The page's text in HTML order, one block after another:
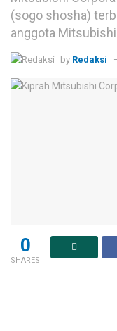
(sogo shosha)
anggota
by Redaksi
0
SHARES